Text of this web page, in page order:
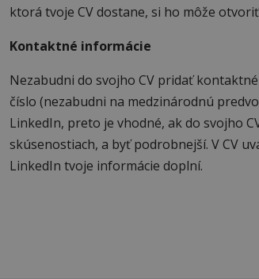
ktorá tvoje CV dostane, si ho môže
Kontaktné informácie
Nezabudni do svojho CV pridať
číslo (nezabudni na medzinárodnú
LinkedIn, preto je vhodné, ak do svojho
skúsenostiach, a byť podrobnejší. V CV
LinkedIn tvoje informácie doplní.